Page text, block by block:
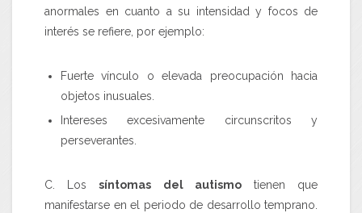
anormales en cuanto a su intensidad y focos de
interés se refiere, por ejemplo:
Fuerte vínculo o elevada preocupación hacia
objetos inusuales.
Intereses excesivamente circunscritos y
perseverantes.
C. Lossíntomas del autismotienen que
manifestarse en el periodo de desarrollo temprano.